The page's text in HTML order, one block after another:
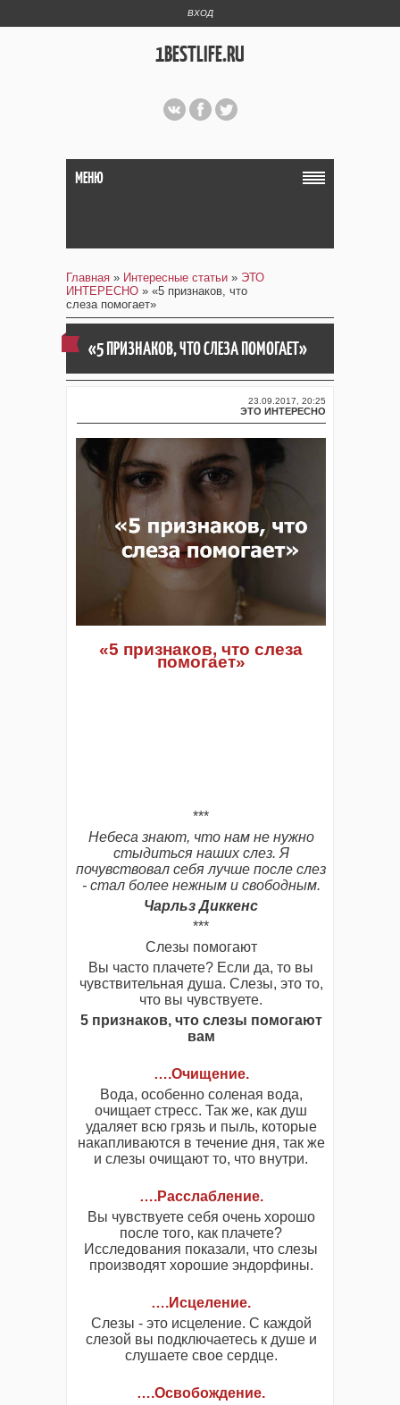
ВХОД
1BESTLIFE.RU
МЕНЮ
Главная » Интересные статьи » ЭТО
ИНТЕРЕСНО » «5 признаков, что
слеза помогает»
«5 ПРИЗНАКОВ, ЧТО СЛЕЗА ПОМОГАЕТ»
23.09.2017, 20:25
ЭТО ИНТЕРЕСНО
«5 признаков, что слеза
помогает»
***
Небеса знают, что нам не нужно
стыдиться наших слез. Я
почувствовал себя лучше после слез
- стал более нежным и свободным.
Чарльз Диккенс
***
Слезы помогают
Вы часто плачете? Если да, то вы
чувствительная душа. Слезы, это то,
что вы чувствуете.
5 признаков, что слезы помогают
вам
….Очищение.
Вода, особенно соленая вода,
очищает стресс. Так же, как душ
удаляет всю грязь и пыль, которые
накапливаются в течение дня, так же
и слезы очищают то, что внутри.
….Расслабление.
Вы чувствуете себя очень хорошо
после того, как плачете?
Исследования показали, что слезы
производят хорошие эндорфины.
….Исцеление.
Слезы - это исцеление. С каждой
слезой вы подключаетесь к душе и
слушаете свое сердце.
….Освобождение.